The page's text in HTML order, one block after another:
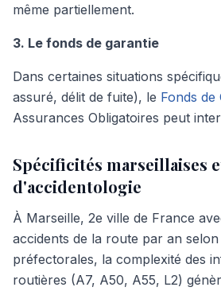
même partiellement.
3. Le fonds de garantie
Dans certaines situations
assuré, délit de fuite), le Fonds de
Assurances Obligatoires peut
Spécificités marseillaises
d'accidentologie
À Marseille, 2e ville de France
accidents de la route par an selon
préfectorales, la complexité des
routières (A7, A50, A55, L2)